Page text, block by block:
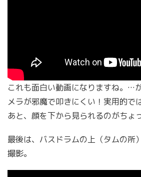
これも面白い動画になりますね。…
メラが邪魔で叩きにくい！実用的で
あと、顔を下から見られるのがちょ
最後は、バスドラムの上（タムの所
撮影。